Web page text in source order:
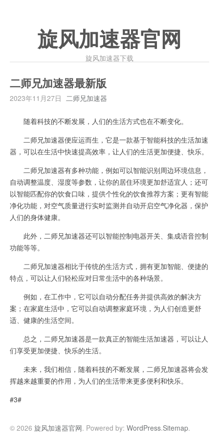
旋风加速器官网
旋风加速器下载
二师兄加速器最新版
2023年11月27日 二师兄加速器
随着科技的不断发展，人们的生活方式也在不断变化。
二师兄加速器便应运而生，它是一款基于智能科技的生活加速
器，可以在生活中快速提高效率，让人们的生活更加便捷、快乐。
二师兄加速器有多种功能，例如可以智能识别周边环境信息，
自动调整温度、湿度等参数，让你的居住环境更加舒适宜人；还可
以智能匹配你的饮食口味，提供个性化的饮食推荐方案；更有智能
净化功能，对空气质量进行实时监测并自动开启空气净化器，保护
人们的身体健康。
此外，二师兄加速器还可以智能控制电器开关、集成语音控制
功能等等。
二师兄加速器相比于传统的生活方式，拥有更加智能、便捷的
特点，可以让人们轻松应对日常生活中的各种场景。
例如，在工作中，它可以自动分配任务并提供高效的解决方
案；在家庭生活中，它可以自动调整家庭环境，为人们创造更舒
适、健康的生活空间。
总之，二师兄加速器是一款真正的智能生活加速器，可以让人
们享受更加便捷、快乐的生活。
未来，我们相信，随着科技的不断发展，二师兄加速器将会发
挥越来越重要的作用，为人们的生活带来更多便利和快乐。
#3#
© 2026 旋风加速器官网. Powered by: WordPress.Sitemap.